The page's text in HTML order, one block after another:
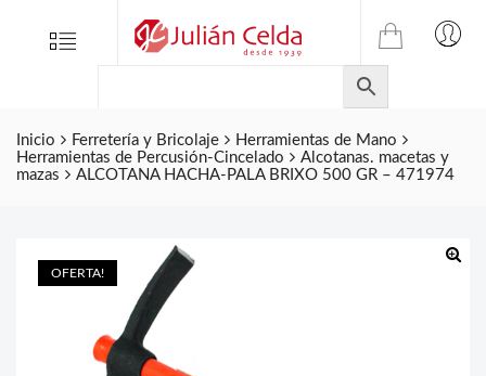
Menu
TIENDA
ONLINE
DE
JULIAN
CELDA
S.L.
Inicio Ferretería y Bricolaje
Herramientas de Mano
Herramientas de Percusión-Cincelado
Alcotanas. macetas y
mazas
ALCOTANA HACHA-PALA BRIXO 500 GR – 471974
OFERTA!
Folletos
Contacto